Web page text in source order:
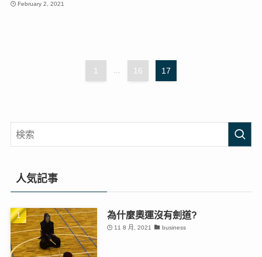
February 2, 2021
1 16 17
人気記事
為什麼奧運沒有劍道?
11 8 月, 2021 business